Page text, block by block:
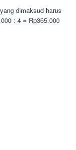
dimaksud harus
: 4 = Rp365.000